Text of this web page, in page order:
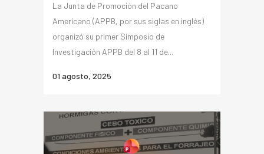
La Junta de Promoción del Pacano
Americano (APPB, por sus siglas en inglés)
organizó su primer Simposio de
Investigación APPB del 8 al 11 de...
01 agosto, 2025